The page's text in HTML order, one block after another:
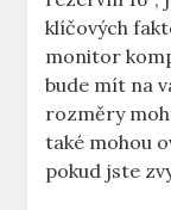
klíčových
monitor
bude mít na
rozměry
také mohou
pokud jste